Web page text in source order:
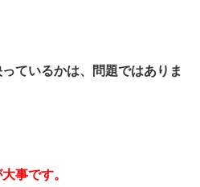
ているかは、問題ではありま
事です。